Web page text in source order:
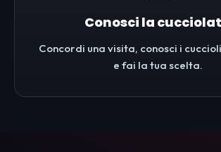
Conosci la
Concordi una visita, conosci i
e fai la tua scelta.